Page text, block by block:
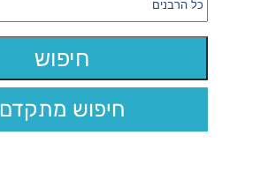
חיפוש מתקדם